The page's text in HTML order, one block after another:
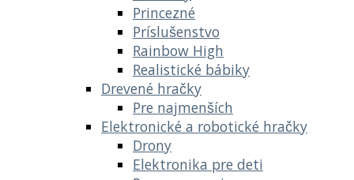
Princezné
Príslušenstvo
Rainbow High
Realistické bábiky
Drevené hračky
Pre najmenších
Elektronické a robotické hračky
Drony
Elektronika pre deti